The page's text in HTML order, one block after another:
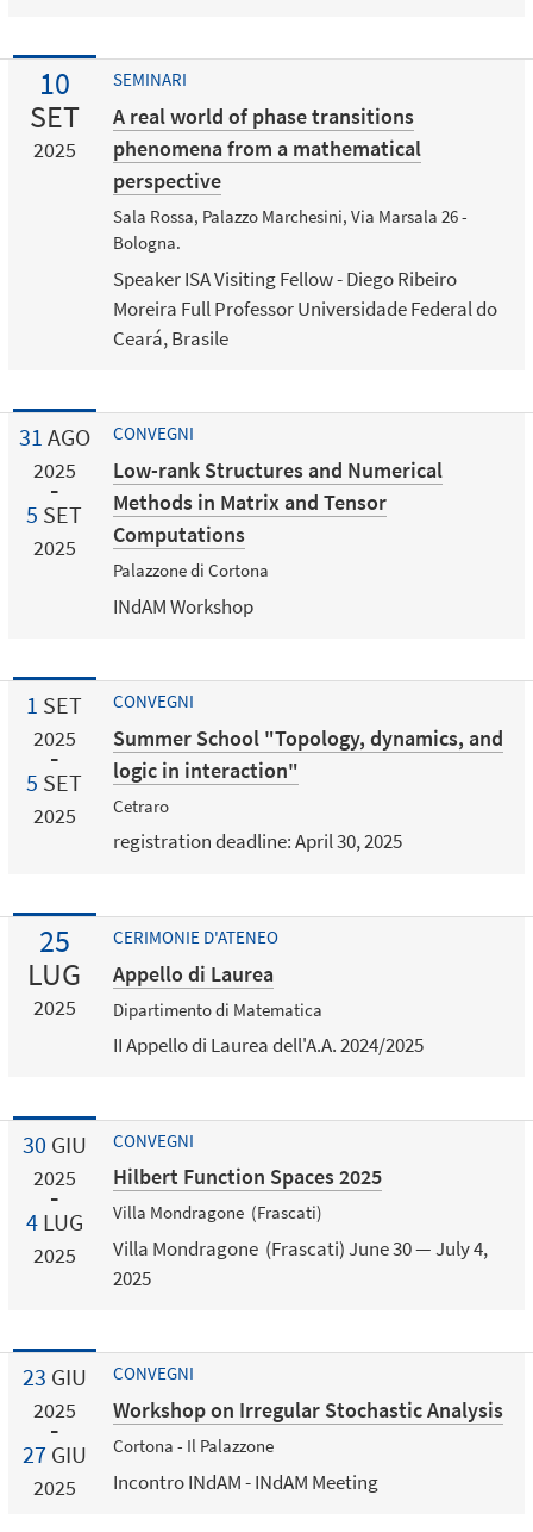
10
SET
2025
SEMINARI
A real world of phase transitions
phenomena from a mathematical
perspective
Sala Rossa, Palazzo Marchesini, Via Marsala 26 -
Bologna.
Speaker ISA Visiting Fellow - Diego Ribeiro
Moreira Full Professor Universidade Federal do
Ceará, Brasile
31 AGO
2025
5 SET
2025
CONVEGNI
Low-rank Structures and Numerical
Methods in Matrix and Tensor
Computations
Palazzone di Cortona
INdAM Workshop
1 SET
2025
5 SET
2025
CONVEGNI
Summer School "Topology, dynamics, and
logic in interaction"
Cetraro
registration deadline: April 30, 2025
25
LUG
2025
CERIMONIE D'ATENEO
Appello di Laurea
Dipartimento di Matematica
II Appello di Laurea dell'A.A. 2024/2025
30 GIU
2025
4 LUG
2025
CONVEGNI
Hilbert Function Spaces 2025
Villa Mondragone (Frascati)
Villa Mondragone (Frascati) June 30 — July 4,
2025
23 GIU
2025
27 GIU
2025
CONVEGNI
Workshop on Irregular Stochastic Analysis
Cortona - Il Palazzone
Incontro INdAM - INdAM Meeting